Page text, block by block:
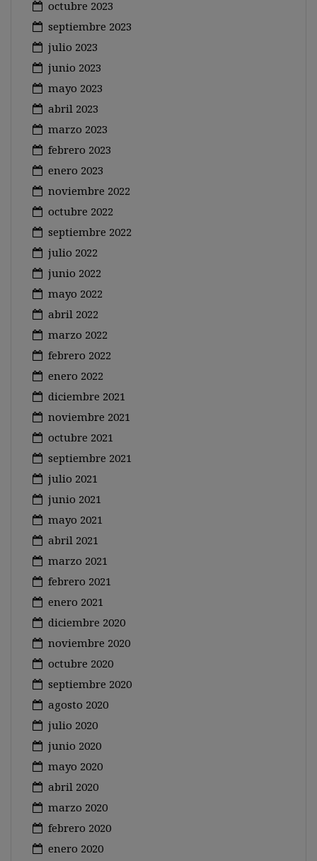
octubre 2023
septiembre 2023
julio 2023
junio 2023
mayo 2023
abril 2023
marzo 2023
febrero 2023
enero 2023
noviembre 2022
octubre 2022
septiembre 2022
julio 2022
junio 2022
mayo 2022
abril 2022
marzo 2022
febrero 2022
enero 2022
diciembre 2021
noviembre 2021
octubre 2021
septiembre 2021
julio 2021
junio 2021
mayo 2021
abril 2021
marzo 2021
febrero 2021
enero 2021
diciembre 2020
noviembre 2020
octubre 2020
septiembre 2020
agosto 2020
julio 2020
junio 2020
mayo 2020
abril 2020
marzo 2020
febrero 2020
enero 2020